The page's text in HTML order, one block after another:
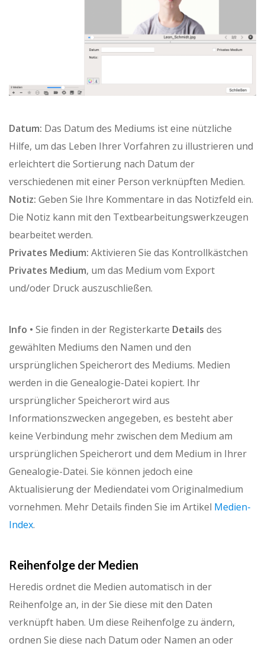
Datum: Das Datum des Mediums ist eine nützliche
Hilfe, um das Leben Ihrer Vorfahren zu illustrieren und
erleichtert die Sortierung nach Datum der
verschiedenen mit einer Person verknüpften Medien.
Notiz: Geben Sie Ihre Kommentare in das Notizfeld ein.
Die Notiz kann mit den Textbearbeitungswerkzeugen
bearbeitet werden.
Privates Medium: Aktivieren Sie das Kontrollkästchen
Privates Medium, um das Medium vom Export
und/oder Druck auszuschließen.
Info • Sie finden in der Registerkarte Details des
gewählten Mediums den Namen und den
ursprünglichen Speicherort des Mediums. Medien
werden in die Genealogie-Datei kopiert. Ihr
ursprünglicher Speicherort wird aus
Informationszwecken angegeben, es besteht aber
keine Verbindung mehr zwischen dem Medium am
ursprünglichen Speicherort und dem Medium in Ihrer
Genealogie-Datei. Sie können jedoch eine
Aktualisierung der Mediendatei vom Originalmedium
vornehmen. Mehr Details finden Sie im Artikel Medien-
Index.
Reihenfolge der Medien
Heredis ordnet die Medien automatisch in der
Reihenfolge an, in der Sie diese mit den Daten
verknüpft haben. Um diese Reihenfolge zu ändern,
ordnen Sie diese nach Datum oder Namen an oder